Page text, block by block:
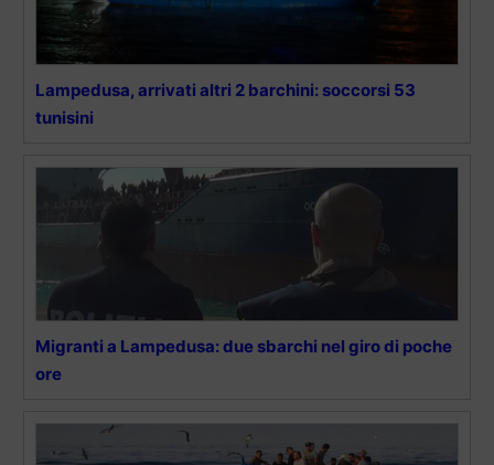
Lampedusa, arrivati altri 2 barchini: soccorsi 53
tunisini
Migranti a Lampedusa: due sbarchi nel giro di poche
ore